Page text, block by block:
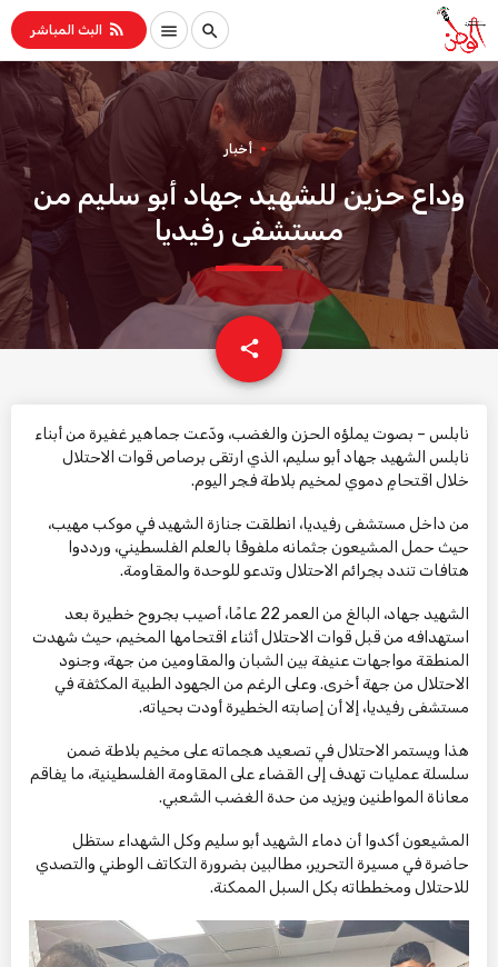
search
menu
rss_feed البث المباشر
أخبار
وداع حزين للشهيد جهاد أبو سليم من
مستشفى رفيديا
share
email
نابلس – بصوت يملؤه الحزن والغضب، ودّعت جماهير غفيرة من أبناء
نابلس الشهيد جهاد أبو سليم، الذي ارتقى برصاص قوات الاحتلال
خلال اقتحامٍ دموي لمخيم بلاطة فجر اليوم.
من داخل مستشفى رفيديا، انطلقت جنازة الشهيد في موكب مهيب،
حيث حمل المشيعون جثمانه ملفوفًا بالعلم الفلسطيني، ورددوا
هتافات تندد بجرائم الاحتلال وتدعو للوحدة والمقاومة.
الشهيد جهاد، البالغ من العمر 22 عامًا، أصيب بجروح خطيرة بعد
استهدافه من قبل قوات الاحتلال أثناء اقتحامها المخيم، حيث شهدت
المنطقة مواجهات عنيفة بين الشبان والمقاومين من جهة، وجنود
الاحتلال من جهة أخرى. وعلى الرغم من الجهود الطبية المكثفة في
مستشفى رفيديا، إلا أن إصابته الخطيرة أودت بحياته.
هذا ويستمر الاحتلال في تصعيد هجماته على مخيم بلاطة ضمن
سلسلة عمليات تهدف إلى القضاء على المقاومة الفلسطينية، ما يفاقم
معاناة المواطنين ويزيد من حدة الغضب الشعبي.
المشيعون أكدوا أن دماء الشهيد أبو سليم وكل الشهداء ستظل
حاضرة في مسيرة التحرير، مطالبين بضرورة التكاتف الوطني والتصدي
للاحتلال ومخططاته بكل السبل الممكنة.